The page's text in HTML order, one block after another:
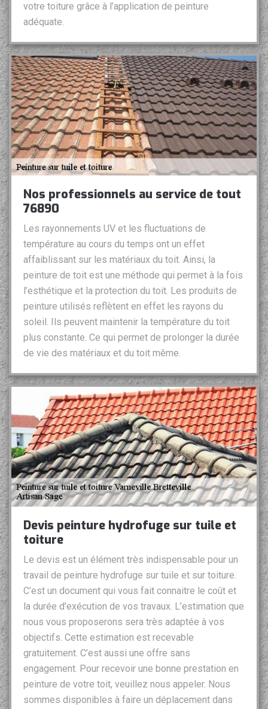
votre toiture grâce à l’application de peinture
adéquate.
Nos professionnels au service de tout
76890
Les rayonnements UV et les fluctuations de
température au cours du temps ont un effet
affaiblissant sur les matériaux du toit. Ainsi, la
peinture de toit est une méthode qui permet à la fois
l’esthétique et la protection du toit. Les produits de
peinture utilisés reflètent en effet les rayons du
soleil. Ils peuvent maintenir la température du toit
plus constante. Ce qui permet de prolonger la durée
de vie des matériaux et du toit même.
Devis peinture hydrofuge sur tuile et
toiture
Le devis est un élément très indispensable pour un
travail de peinture hydrofuge sur tuile et sur toiture.
C’est un document qui vous fait connaitre le coût et
la durée d’exécution de vos travaux. L’estimation que
nous vous proposerons sera très adaptée à vos
objectifs. Cette estimation est recevable
gratuitement. C’est aussi une offre sans
engagement. Pour recevoir une bonne prestation en
peinture de votre toit, veuillez nous appeler. Nous
sommes disponibles à faire un déplacement dans